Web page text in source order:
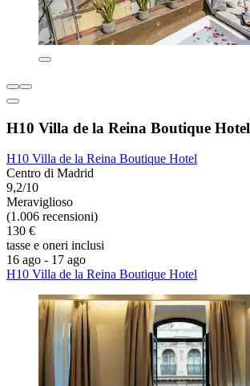
H10 Villa de la Reina Boutique Hotel
H10 Villa de la Reina Boutique Hotel
Centro di Madrid
9,2/10
Meraviglioso
(1.006 recensioni)
130 €
tasse e oneri inclusi
16 ago - 17 ago
H10 Villa de la Reina Boutique Hotel